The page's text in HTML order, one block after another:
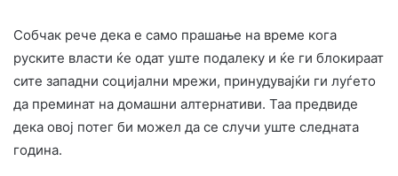
Собчак рече дека е само прашање на време кога
руските власти ќе одат уште подалеку и ќе ги блокираат
сите западни социјални мрежи, принудувајќи ги луѓето
да преминат на домашни алтернативи. Таа предвиде
дека овој потег би можел да се случи уште следната
година.